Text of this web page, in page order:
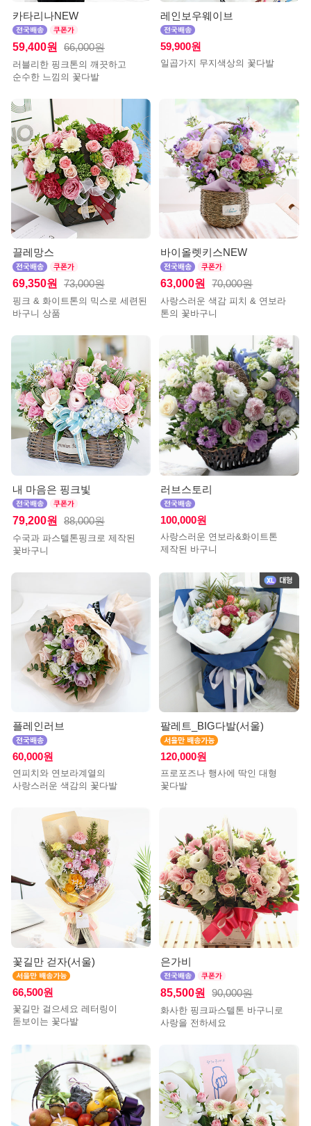
카타리나NEW
59,400원 66,000원
러블리한 핑크톤의 깨끗하고
순수한 느낌의 꽃다발
레인보우웨이브
59,900원
일곱가지 무지색상의 꽃다발
끌레망스
69,350원 73,000원
핑크 & 화이트톤의 믹스로 세련된
바구니 상품
바이올렛키스NEW
63,000원 70,000원
사랑스러운 색감 피치 & 연보라
톤의 꽃바구니
내 마음은 핑크빛
79,200원 88,000원
수국과 파스텔톤핑크로 제작된
꽃바구니
러브스토리
100,000원
사랑스러운 연보라&화이트톤
제작된 바구니
플레인러브
60,000원
연피치와 연보라계열의
사랑스러운 색감의 꽃다발
팔레트_BIG다발(서울)
120,000원
프로포즈나 행사에 딱인 대형
꽃다발
꽃길만 걷자(서울)
66,500원
꽃길만 걸으세요 레터링이
돋보이는 꽃다발
은가비
85,500원 90,000원
화사한 핑크파스텔톤 바구니로
사랑을 전하세요